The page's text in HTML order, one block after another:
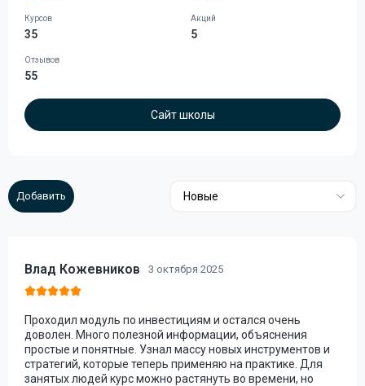
35 5
55
Сайт школы
Новые
Влад Кожевников 3 октября 2025
Проходил модуль по инвестициям и остался очень
доволен. Много полезной информации, объяснения
простые и понятные. Узнал массу новых инструментов и
стратегий, которые теперь применяю на практике. Для
занятых людей курс можно растянуть во времени, но